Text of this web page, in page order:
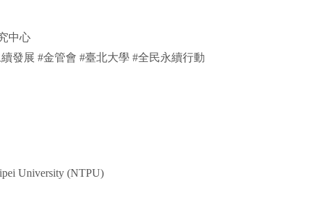
中心
發展 #金管會 #臺北大學 #全民永續行動
University (NTPU)